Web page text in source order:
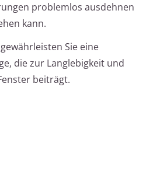
problemlos ausdehnen
kann.
Sie eine
die zur Langlebigkeit und
beiträgt.